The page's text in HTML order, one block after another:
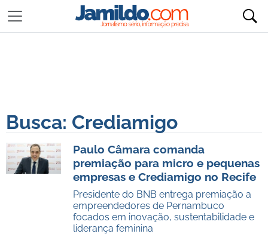
Busca: Crediamigo
Paulo Câmara comanda
premiação para micro e pequenas
empresas e Crediamigo no Recife
Presidente do BNB entrega premiação a
empreendedores de Pernambuco
focados em inovação, sustentabilidade e
liderança feminina